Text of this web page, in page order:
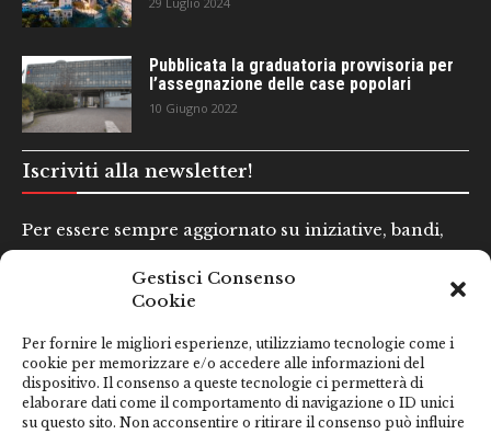
Gestisci Consenso
Cookie
Per fornire le migliori esperienze, utilizziamo tecnologie come i
cookie per memorizzare e/o accedere alle informazioni del
dispositivo. Il consenso a queste tecnologie ci permetterà di
elaborare dati come il comportamento di navigazione o ID unici
su questo sito. Non acconsentire o ritirare il consenso può influire
Pubblicata la graduatoria provvisoria per
l’assegnazione delle case popolari
10 Giugno 2022
Iscriviti alla newsletter!
Per essere sempre aggiornato su iniziative, bandi,
Email*